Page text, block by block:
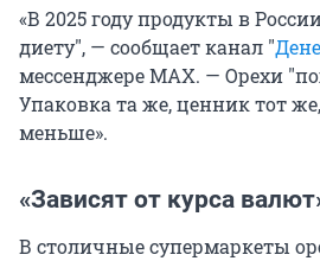
«В 2025 году продукты в
диету", — сообщает канал "
мессенджере MAX. — Орехи "
Упаковка та же, ценник тот
меньше».
«Зависят от курса
В столичные супермаркеты